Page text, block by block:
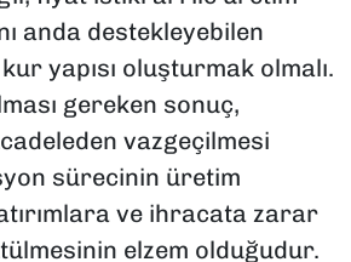
anda destekleyebilen
yapısı oluşturmak olmalı.
gereken sonuç,
vazgeçilmesi
sürecinin üretim
ve ihracata zarar
elzem olduğudur.